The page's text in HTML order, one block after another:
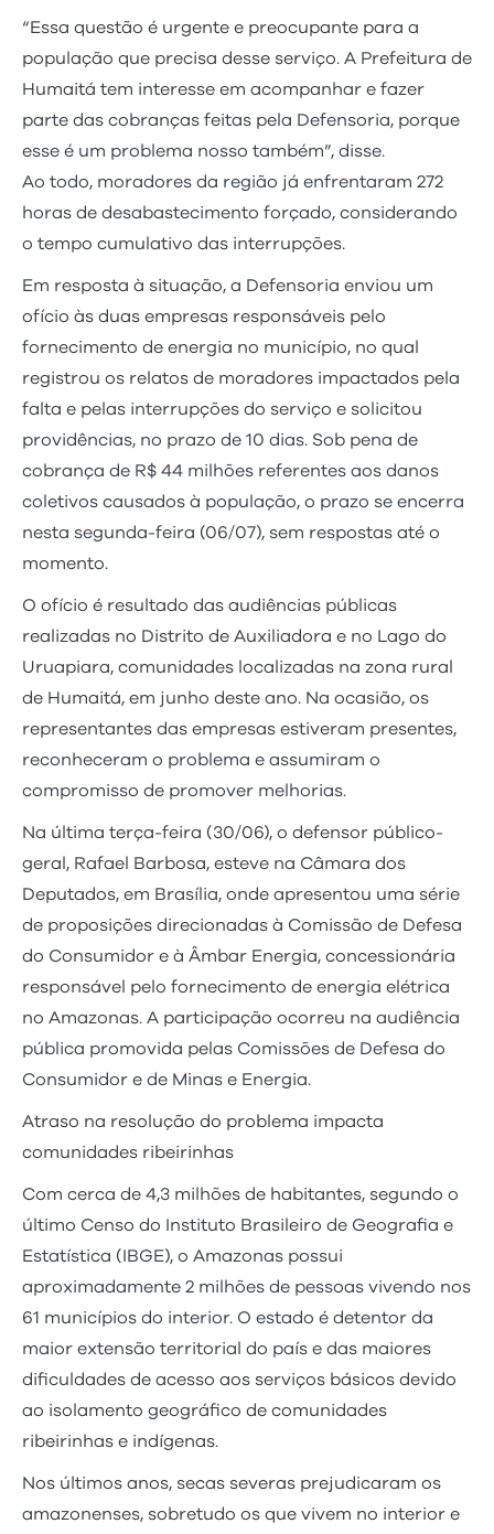
“Essa questão é urgente e preocupante para a
população que precisa desse serviço. A Prefeitura de
Humaitá tem interesse em acompanhar e fazer
parte das cobranças feitas pela Defensoria, porque
esse é um problema nosso também”, disse.
Ao todo, moradores da região já enfrentaram 272
horas de desabastecimento forçado, considerando
o tempo cumulativo das interrupções.
Em resposta à situação, a Defensoria enviou um
ofício às duas empresas responsáveis pelo
fornecimento de energia no município, no qual
registrou os relatos de moradores impactados pela
falta e pelas interrupções do serviço e solicitou
providências, no prazo de 10 dias. Sob pena de
cobrança de R$ 44 milhões referentes aos danos
coletivos causados à população, o prazo se encerra
nesta segunda-feira (06/07), sem respostas até o
momento.
O ofício é resultado das audiências públicas
realizadas no Distrito de Auxiliadora e no Lago do
Uruapiara, comunidades localizadas na zona rural
de Humaitá, em junho deste ano. Na ocasião, os
representantes das empresas estiveram presentes,
reconheceram o problema e assumiram o
compromisso de promover melhorias.
Na última terça-feira (30/06), o defensor público-
geral, Rafael Barbosa, esteve na Câmara dos
Deputados, em Brasília, onde apresentou uma série
de proposições direcionadas à Comissão de Defesa
do Consumidor e à Âmbar Energia, concessionária
responsável pelo fornecimento de energia elétrica
no Amazonas. A participação ocorreu na audiência
pública promovida pelas Comissões de Defesa do
Consumidor e de Minas e Energia.
Atraso na resolução do problema impacta
comunidades ribeirinhas
Com cerca de 4,3 milhões de habitantes, segundo o
último Censo do Instituto Brasileiro de Geografia e
Estatística (IBGE), o Amazonas possui
aproximadamente 2 milhões de pessoas vivendo nos
61 municípios do interior. O estado é detentor da
maior extensão territorial do país e das maiores
dificuldades de acesso aos serviços básicos devido
ao isolamento geográfico de comunidades
ribeirinhas e indígenas.
Nos últimos anos, secas severas prejudicaram os
amazonenses, sobretudo os que vivem no interior e